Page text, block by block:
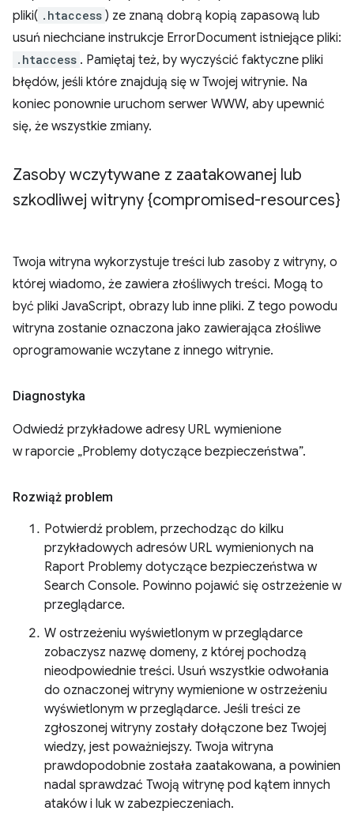
pliki( .htaccess ) ze znaną dobrą kopią zapasową lub
usuń niechciane instrukcje ErrorDocument istniejące pliki:
.htaccess . Pamiętaj też, by wyczyścić faktyczne pliki
błędów, jeśli które znajdują się w Twojej witrynie. Na
koniec ponownie uruchom serwer WWW, aby upewnić
się, że wszystkie zmiany.
Zasoby wczytywane z zaatakowanej lub
szkodliwej witryny {compromised-resources}
Twoja witryna wykorzystuje treści lub zasoby z witryny, o
której wiadomo, że zawiera złośliwych treści. Mogą to
być pliki JavaScript, obrazy lub inne pliki. Z tego powodu
witryna zostanie oznaczona jako zawierająca złośliwe
oprogramowanie wczytane z innego witrynie.
Diagnostyka
Odwiedź przykładowe adresy URL wymienione
w raporcie „Problemy dotyczące bezpieczeństwa”.
Rozwiąż problem
Potwierdź problem, przechodząc do kilku
przykładowych adresów URL wymienionych na
Raport Problemy dotyczące bezpieczeństwa w
Search Console. Powinno pojawić się ostrzeżenie w
przeglądarce.
W ostrzeżeniu wyświetlonym w przeglądarce
zobaczysz nazwę domeny, z której pochodzą
nieodpowiednie treści. Usuń wszystkie odwołania
do oznaczonej witryny wymienione w ostrzeżeniu
wyświetlonym w przeglądarce. Jeśli treści ze
zgłoszonej witryny zostały dołączone bez Twojej
wiedzy, jest poważniejszy. Twoja witryna
prawdopodobnie została zaatakowana, a powinien
nadal sprawdzać Twoją witrynę pod kątem innych
ataków i luk w zabezpieczeniach.